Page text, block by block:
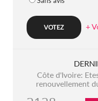
+
Côte d'Ivoire:
renouvellement